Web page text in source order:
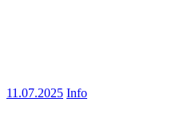
11.07.2025 Info